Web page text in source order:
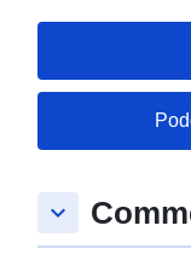
keyboard_arrow_down